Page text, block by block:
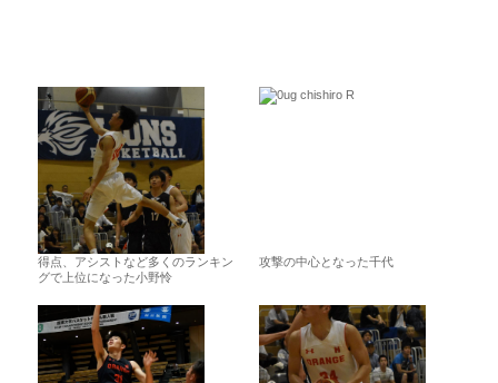
得点、アシストなど多くのランキン
グで上位になった小野怜
攻撃の中心となった千代